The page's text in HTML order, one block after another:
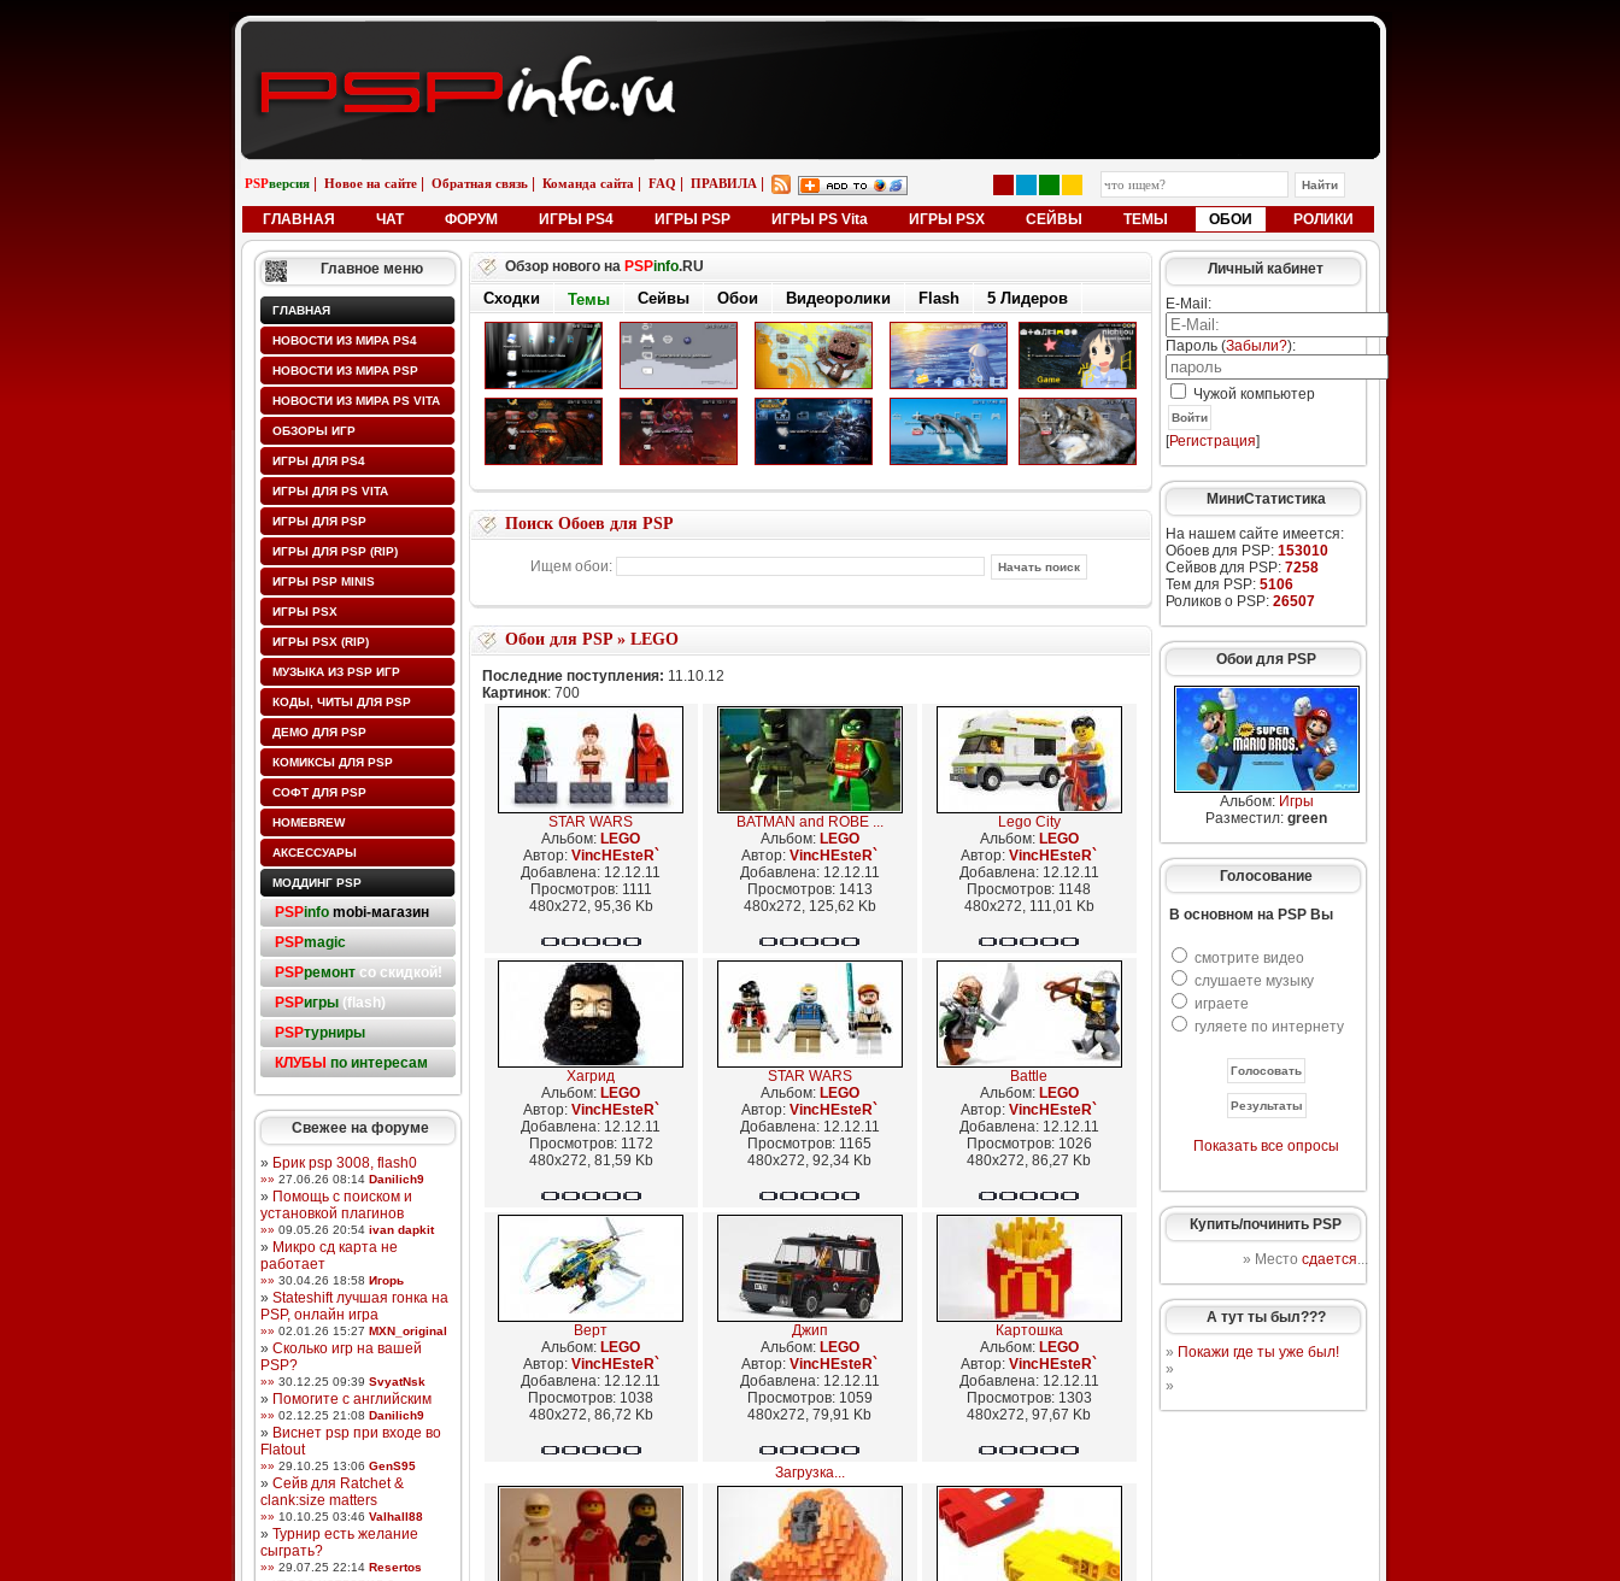
PSPверсия Новое на сайте Обратная связь Команда сайта FAQ ПРАВИЛА
ГЛАВНАЯ ЧАТ ФОРУМ ИГРЫ PS4 ИГРЫ PSP ИГРЫ PS Vita ИГРЫ PSX СЕЙВЫ ТЕМЫ ОБОИ РОЛИКИ
Главное меню
ГЛАВНАЯ
НОВОСТИ ИЗ МИРА PS4
НОВОСТИ ИЗ МИРА PSP
НОВОСТИ ИЗ МИРА PS VITA
ОБЗОРЫ ИГР
ИГРЫ ДЛЯ PS4
ИГРЫ ДЛЯ PS VITA
ИГРЫ ДЛЯ PSP
ИГРЫ ДЛЯ PSP (RIP)
ИГРЫ PSP MINIS
ИГРЫ PSX
ИГРЫ PSX (RIP)
МУЗЫКА ИЗ PSP ИГР
КОДЫ, ЧИТЫ ДЛЯ PSP
ДЕМО ДЛЯ PSP
КОМИКСЫ ДЛЯ PSP
СОФТ ДЛЯ PSP
HOMEBREW
АКСЕССУАРЫ
МОДДИНГ PSP
PSPinfo mobi-магазин
PSPmagic
PSPремонтсо скидкой!
PSPигры(flash)
PSPтурниры
КЛУБЫ по интересам
Свежее на форуме
» Брик psp 3008, flash0
»» 27.06.26 08:14 Danilich9
» Помощь с поиском и
установкой плагинов
»» 09.05.26 20:54 ivan dapkit
» Микро сд карта не
работает
»» 30.04.26 18:58 Игорь
» Stateshift лучшая гонка на
PSP, онлайн игра
»» 02.01.26 15:27 MXN_original
» Сколько игр на вашей
PSP?
»» 30.12.25 09:39 SvyatNsk
» Помогите с английским
»» 02.12.25 21:08 Danilich9
» Виснет psp при входе во
Flatout
»» 29.10.25 13:06 GenS95
» Сейв для Ratchet &
clank:size matters
»» 10.10.25 03:46 Valhall88
» Турнир есть желание
сыграть?
»» 29.07.25 22:14 Resertos
Обзор нового на PSPinfo.RU
Сходки Темы Сейвы Обои Видеоролики Flash 5 Лидеров
Поиск Обоев для PSP
Ищем обои:
Обои для PSP» LEGO
Последние поступления: 11.10.12
Картинок: 700
STAR WARS
Альбом: LEGO
Автор: VincHEsteR`
Добавлена: 12.12.11
Просмотров: 1111
480x272, 95,36 Kb
BATMAN and ROBE ...
Альбом: LEGO
Автор: VincHEsteR`
Добавлена: 12.12.11
Просмотров: 1413
480x272, 125,62 Kb
Lego City
Альбом: LEGO
Автор: VincHEsteR`
Добавлена: 12.12.11
Просмотров: 1148
480x272, 111,01 Kb
Хагрид
Альбом: LEGO
Автор: VincHEsteR`
Добавлена: 12.12.11
Просмотров: 1172
480x272, 81,59 Kb
STAR WARS
Альбом: LEGO
Автор: VincHEsteR`
Добавлена: 12.12.11
Просмотров: 1165
480x272, 92,34 Kb
Battle
Альбом: LEGO
Автор: VincHEsteR`
Добавлена: 12.12.11
Просмотров: 1026
480x272, 86,27 Kb
Верт
Альбом: LEGO
Автор: VincHEsteR`
Добавлена: 12.12.11
Просмотров: 1038
480x272, 86,72 Kb
Джип
Альбом: LEGO
Автор: VincHEsteR`
Добавлена: 12.12.11
Просмотров: 1059
480x272, 79,91 Kb
Картошка
Альбом: LEGO
Автор: VincHEsteR`
Добавлена: 12.12.11
Просмотров: 1303
480x272, 97,67 Kb
Загрузка...
Личный кабинет
E-Mail:
Пароль (Забыли?):
Чужой компьютер
Войти
[Регистрация]
МиниСтатистика
На нашем сайте имеется:
Обоев для PSP: 153010
Сейвов для PSP: 7258
Тем для PSP: 5106
Роликов о PSP: 26507
Обои для PSP
Альбом: Игры
Разместил: green
Голосование
В основном на PSP Вы
смотрите видео
слушаете музыку
играете
гуляете по интернету
Показать все опросы
Купить/починить PSP
» Место сдается...
А тут ты был???
» Покажи где ты уже был!
»
»